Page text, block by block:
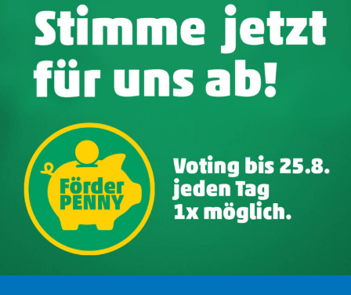
Weihnachtsmarkt vom Marktplatz bis hin zum
Evangelischen Kirchplatz und verleihen der Innenstadt
eine besonders stimmungsvolle Atmosphäre.
Ein weiteres Highlight war der Besuch des Nikolaus im
lauschten gespannt seinen Worten. Jedes Kind erhielt
seinen gefüllten Socken zurück, begleitet von einem
persönlichen Nikolausspruch, den der Nikolaus feierlich
vorlas.
Ein herzlicher Dank gilt den Wieslocher Frauen für die
großzügige Spende der Füllungen – und
selbstverständlich unserem wunderbaren Nikolaus!